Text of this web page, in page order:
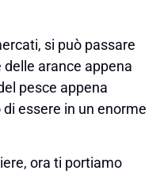
si può passare
delle arance appena
pesce appena
essere in un enorme
ora ti portiamo